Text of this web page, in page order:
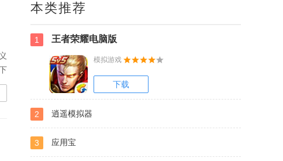
本类推荐
1 王者荣耀电脑版
模拟游戏
下载
2 逍遥模拟器
3 应用宝